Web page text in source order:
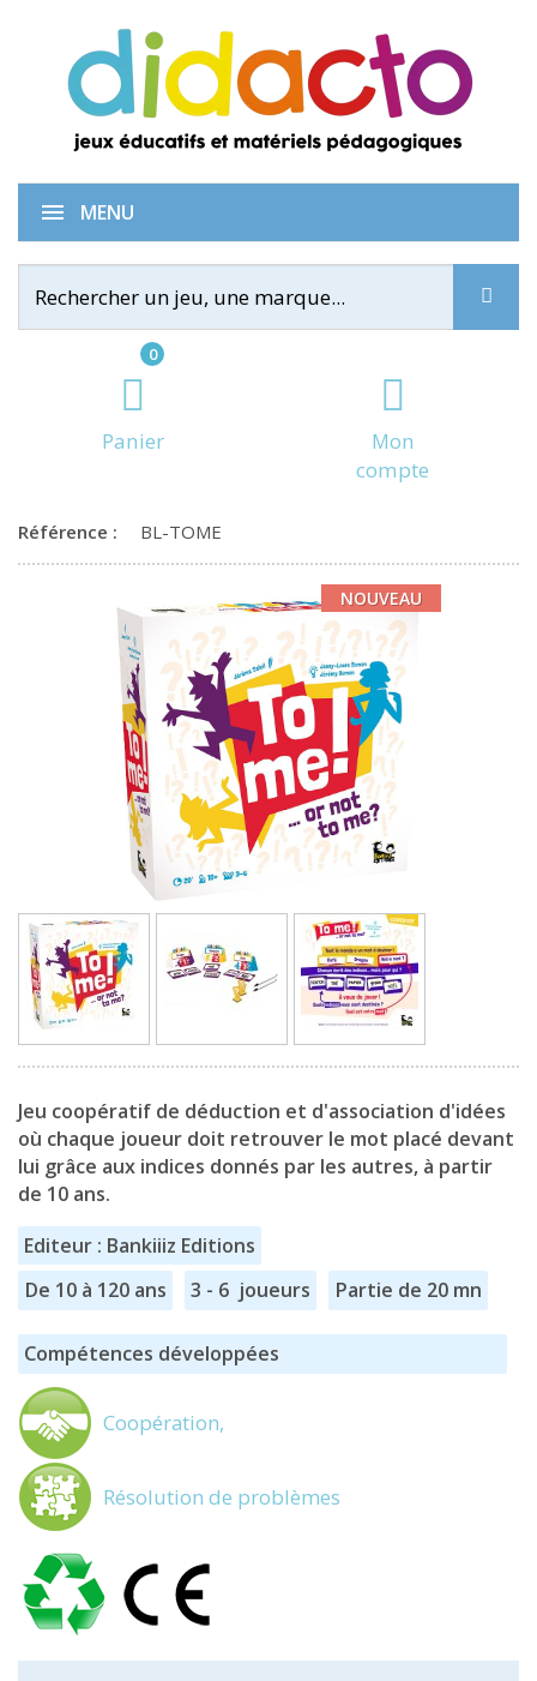
0
Panier
Mon
compte
MENU
To me... or not to me ?
Référence : BL-TOME
NOUVEAU
Jeu coopératif de déduction et d'association d'idées
où chaque joueur doit retrouver le mot placé devant
lui grâce aux indices donnés par les autres, à partir
de 10 ans.
Editeur : Bankiiiz Editions
De 10 à 120 ans
3 - 6 joueurs Partie de 20 mn
Compétences développées
Coopération,
Résolution de problèmes